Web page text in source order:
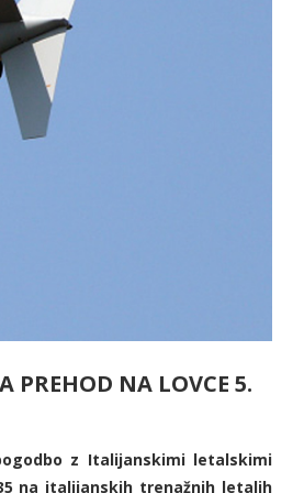
PREHOD NA LOVCE 5.
z Italijanskimi letalskimi
na italijanskih trenažnih letalih